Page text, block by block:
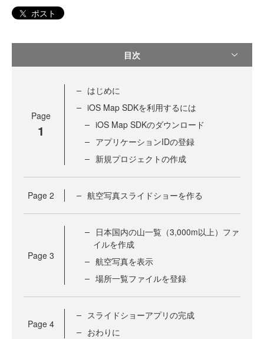
ポスト
目次
Page
1
はじめに
iOS Map SDKを利用するには
iOS Map SDKのダウンロード
アプリケーションIDの登録
新規プロジェクトの作成
Page 2 航空写真スライドショーを作る
Page 3
日本国内の山一覧（3,000m以上）ファ
イルを作成
航空写真を表示
場所一覧ファイルを登録
Page 4
スライドショーアプリの完成
おわりに